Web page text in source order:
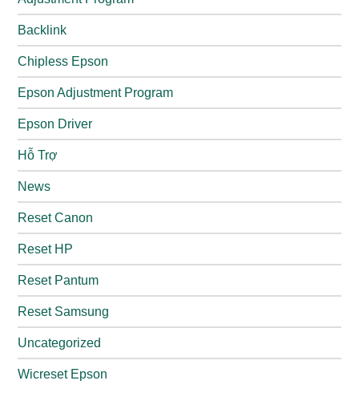
Backlink
Chipless Epson
Epson Adjustment Program
Epson Driver
Hỗ Trợ
News
Reset Canon
Reset HP
Reset Pantum
Reset Samsung
Uncategorized
Wicreset Epson